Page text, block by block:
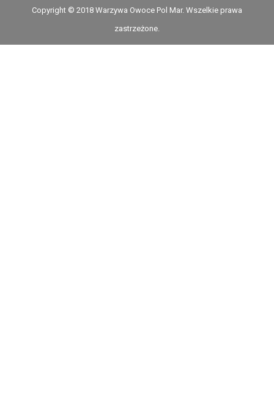
Copyright © 2018 Warzywa Owoce Pol Mar. Wszelkie prawa
zastrzeżone.